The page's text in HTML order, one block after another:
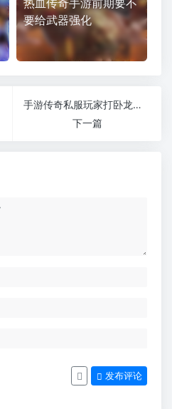
要给武器强化
手游传奇私服玩家打卧龙山庄的技巧有哪些
下一篇
发布评论